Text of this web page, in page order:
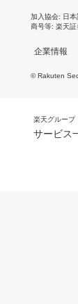
加入協会 日
商号等 楽天
企業情報
© Rakuten
楽天グループ
サービス